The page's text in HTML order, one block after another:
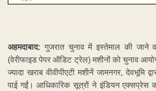
अहमदाबाद: गुजरात चुनाव में इस्तेमाल की जाने
(वेरीफाइड पेपर ऑडिट ट्रेल) मशीनों को चुनाव
ज्यादा खराब वीवीपीएटी मशीनें जामनगर, देवभूमि
पाई गईं। आधिकारिक सूत्रों ने इंडियन एक्सप्रेस